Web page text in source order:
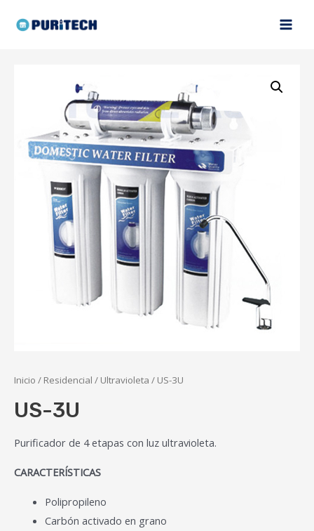
Inicio / Residencial / Ultravioleta / US-3U
US-3U
Purificador de 4 etapas con luz ultravioleta.
CARACTERÍSTICAS
Polipropileno
Carbón activado en grano